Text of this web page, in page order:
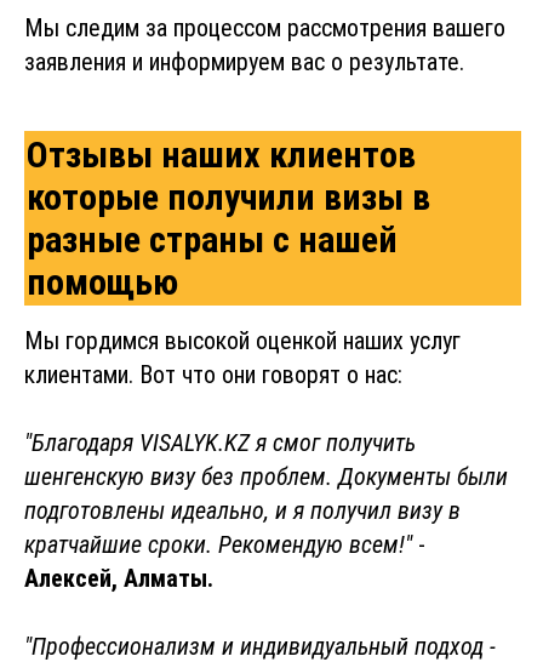
Мы следим за процессом рассмотрения вашего
заявления и информируем вас о результате.
Отзывы наших клиентов
которые получили визы в
разные страны с нашей
помощью
Мы гордимся высокой оценкой наших услуг
клиентами. Вот что они говорят о нас:
"Благодаря VISALYK.KZ я смог получить
шенгенскую визу без проблем. Документы были
подготовлены идеально, и я получил визу в
кратчайшие сроки. Рекомендую всем!"-
Алексей, Алматы.
"Профессионализм и индивидуальный подход -